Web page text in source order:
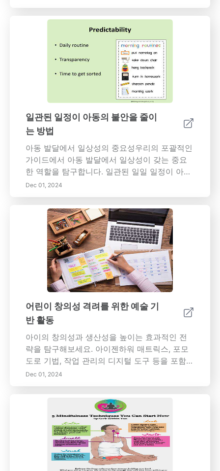
요성에 따라 책임을 네 개의 구역으로 나누어 진
정으로 중요한 것을 식별하고 고충격 활동에 집
중할 수 있도록 합니다. 의사 결정의 명확성을 개
선하고 효과적인 우선 순위 지정을 통해 스트레
스를 줄이는 등 매트릭스의 이점에 대한 통찰력
을 얻으십시오. 일상에서 매트릭스를 구현하는
방법, 일반적인 문제를 극복하는 방법, 생산성을
극대화하기 위한 팁을 배우십시오. 정기적으로
생산성을 평가하고 그에 따라 작업을 조정하면
시간 관리에 대한 능동적인 접근 방식을 유지하
는 데 도움이 될 수 있습니다. 아이젠하워 매트릭
스를 효과적으로 사용하는 전략을 탐색하고 생
산성을 새로운 차원으로 끌어올리십시오. 의도적
으로 우선 순위를 두고 목표를 향해 의미 있는 진
전을 이루십시오!
일관된 일정이 아동의 불안을 줄이
는 방법
아동 발달에서 일상성의 중요성우리의 포괄적인
가이드에서 아동 발달에서 일상성이 갖는 중요
한 역할을 탐구합니다. 일관된 일일 일정이 아동
에게 예측 가능성, 안전 및 정서적 안정감을 제공
하여 성장할 수 있도록 하는 방법을 발견하세요.
일상성의 이점에는 독립성과 자존감을 기르고,
정서 조절을 개선하며, 긍정적인 사회적 상호작
용을 촉진하는 것이 포함됩니다. 우리의 기사에
서는 구조화된 일정을 구현하고 아동을 과정에
참여시키기 위한 실용적인 전략도 제공합니다.
안정된 환경의 장기적인 영향을 이해함으로써
자녀의 정서적 및 발달적 웰빙을 보장하세요.
Dec 01, 2024
어린이 창의성 격려를 위한 예술 기
반 활동
아이의 창의성과 생산성을 높이는 효과적인 전
략을 탐구해보세요. 아이젠하워 매트릭스, 포모
도로 기법, 작업 관리의 디지털 도구 등을 포함한
종합 가이드를 제공합니다. 아이젠하워 매트릭스
를 사용하여 작업의 우선순위를 정하고, 아이들
이 긴급함과 중요성을 구별하여 시간 관리를 개
선하도록 격려하는 학습을 하세요. 아이들이 집
중력을 개발하고 구조화된 작업 간격을 통해 탈
진을 예방하는 데 도움이 되는 포모도로 기법을
발견하세요. 디지털 도구와 시각적 작업 보드를
통합하여 정리된 상태를 유지하면서 창의적인
아이디어를 촉진하세요. SMART 목표를 설정하
Dec 01, 2024